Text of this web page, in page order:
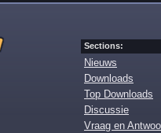
Sections:
Nieuws
Downloads
Top Downloads
Discussie
Vraag en